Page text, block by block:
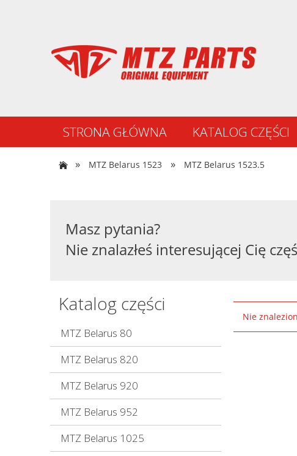
STRONA GŁÓWNA KATALOG CZĘŚCI
NOWOŚCI
» MTZ Belarus 1523 » MTZ Belarus 1523.5
Masz pytania?
Nie znalazłeś interesującej Cię
Katalog części
MTZ Belarus 80
MTZ Belarus 820
MTZ Belarus 920
MTZ Belarus 952
MTZ Belarus 1025
Nie